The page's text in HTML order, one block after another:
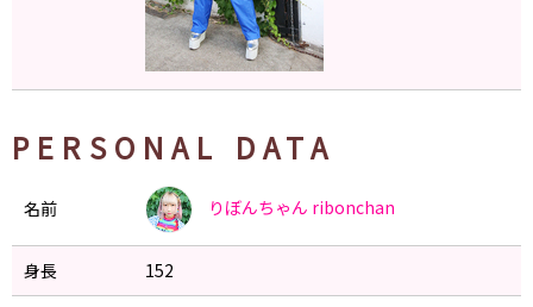
PERSONAL DATA
名前 りぼんちゃん ribonchan
身長 152